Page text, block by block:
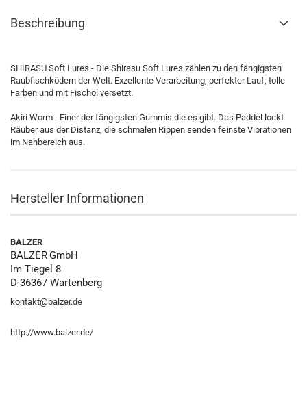
Beschreibung
SHIRASU Soft Lures - Die Shirasu Soft Lures zählen zu den fängigsten
Raubfischködern der Welt. Exzellente Verarbeitung, perfekter Lauf, tolle
Farben und mit Fischöl versetzt.
Akiri Worm - Einer der fängigsten Gummis die es gibt. Das Paddel lockt
Räuber aus der Distanz, die schmalen Rippen senden feinste Vibrationen
im Nahbereich aus.
Hersteller Informationen
BALZER
BALZERGmbH
Im Tiegel 8
D-36367 Wartenberg
kontakt@balzer.de
http://www.balzer.de/